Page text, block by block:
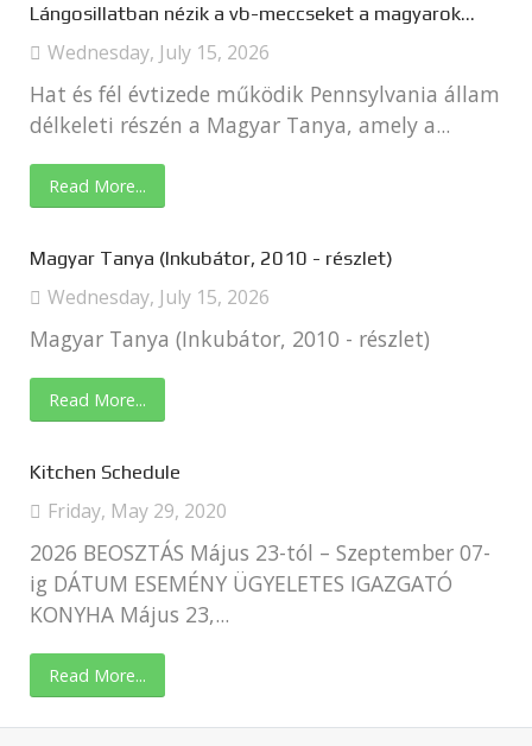
Lángosillatban nézik a vb-meccseket a magyarok...
Wednesday, July 15, 2026
Hat és fél évtizede működik Pennsylvania állam
délkeleti részén a Magyar Tanya, amely a...
Read More...
Magyar Tanya (Inkubátor, 2010 - részlet)
Wednesday, July 15, 2026
Magyar Tanya (Inkubátor, 2010 - részlet)
Read More...
Kitchen Schedule
Friday, May 29, 2020
2026 BEOSZTÁS Május 23-tól – Szeptember 07-
ig DÁTUM ESEMÉNY ÜGYELETES IGAZGATÓ
KONYHA Május 23,...
Read More...